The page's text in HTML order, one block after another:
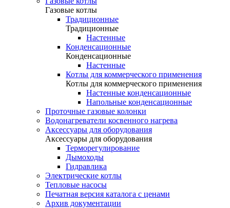
Газовые котлы
Традиционные
Традиционные
Настенные
Конденсационные
Конденсационные
Настенные
Котлы для коммерческого применения
Котлы для коммерческого применения
Настенные конденсационные
Напольные конденсационные
Проточные газовые колонки
Водонагреватели косвенного нагрева
Аксессуары для оборудования
Аксессуары для оборудования
Терморегулирование
Дымоходы
Гидравлика
Электрические котлы
Тепловые насосы
Печатная версия каталога с ценами
Архив документации